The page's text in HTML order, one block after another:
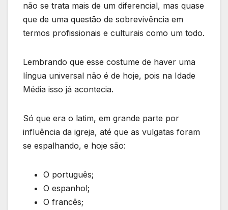
não se trata mais de um diferencial, mas quase
que de uma questão de sobrevivência em
termos profissionais e culturais como um todo.
Lembrando que esse costume de haver uma
língua universal não é de hoje, pois na Idade
Média isso já acontecia.
Só que era o latim, em grande parte por
influência da igreja, até que as vulgatas foram
se espalhando, e hoje são:
O português;
O espanhol;
O francês;